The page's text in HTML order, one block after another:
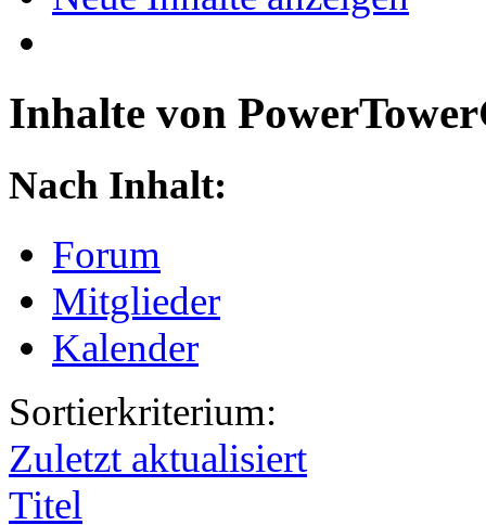
Inhalte von
Nach Inhalt:
Forum
Mitglieder
Kalender
Sortierkriterium:
Zuletzt aktualisiert
Titel